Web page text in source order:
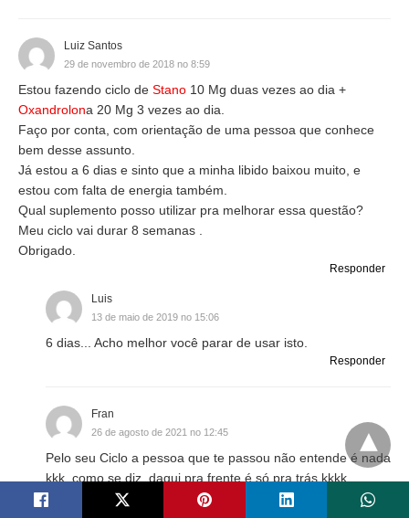
Luiz Santos
29 de novembro de 2018 no 8:59
Estou fazendo ciclo de Stano 10 Mg duas vezes ao dia +
Oxandrolona 20 Mg 3 vezes ao dia.
Faço por conta, com orientação de uma pessoa que conhece
bem desse assunto.
Já estou a 6 dias e sinto que a minha libido baixou muito, e
estou com falta de energia também.
Qual suplemento posso utilizar pra melhorar essa questão?
Meu ciclo vai durar 8 semanas .
Obrigado.
Responder
Luis
13 de maio de 2019 no 15:06
6 dias... Acho melhor você parar de usar isto.
Responder
Fran
26 de agosto de 2021 no 12:45
Pelo seu Ciclo a pessoa que te passou não entende é nada
kkk, como se diz, daqui pra frente é só pra trás kkkk
Responder